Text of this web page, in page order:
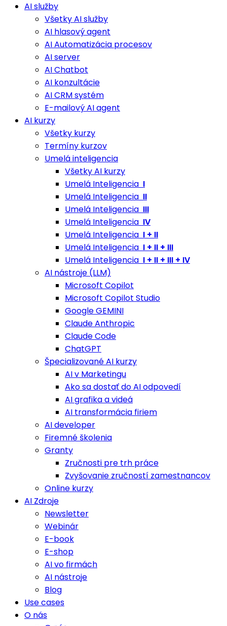
AI služby
Všetky AI služby
AI hlasový agent
AI Automatizácia procesov
AI server
AI Chatbot
AI konzultácie
AI CRM systém
E-mailový AI agent
AI kurzy
Všetky kurzy
Termíny kurzov
Umelá inteligencia
Všetky AI kurzy
Umelá Inteligencia I
Umelá Inteligencia II
Umelá Inteligencia III
Umelá Inteligencia IV
Umelá Inteligencia I + II
Umelá Inteligencia I + II + III
Umelá Inteligencia I + II + III + IV
AI nástroje (LLM)
Microsoft Copilot
Microsoft Copilot Studio
Google GEMINI
Claude Anthropic
Claude Code
ChatGPT
Špecializované AI kurzy
AI v Marketingu
Ako sa dostať do AI odpovedí
AI grafika a videá
AI transformácia firiem
AI developer
Firemné školenia
Granty
Zručnosti pre trh práce
Zvyšovanie zručností zamestnancov
Online kurzy
AI Zdroje
Newsletter
Webinár
E-book
E-shop
AI vo firmách
AI nástroje
Blog
Use cases
O nás